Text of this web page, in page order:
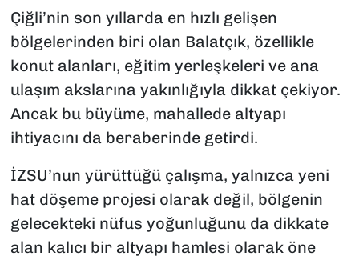
Çiğli’nin son yıllarda en hızlı gelişen
bölgelerinden biri olan Balatçık, özellikle
konut alanları, eğitim yerleşkeleri ve ana
ulaşım akslarına yakınlığıyla dikkat çekiyor.
Ancak bu büyüme, mahallede altyapı
ihtiyacını da beraberinde getirdi.
İZSU’nun yürüttüğü çalışma, yalnızca yeni
hat döşeme projesi olarak değil, bölgenin
gelecekteki nüfus yoğunluğunu da dikkate
alan kalıcı bir altyapı hamlesi olarak öne